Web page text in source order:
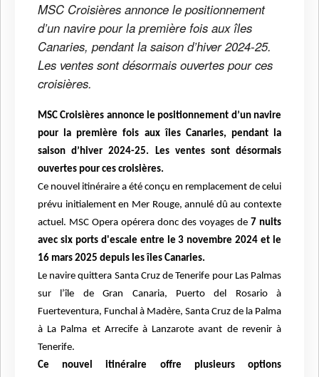
MSC Croisières annonce le positionnement
d’un navire pour la première fois aux îles
Canaries, pendant la saison d’hiver 2024-25.
Les ventes sont désormais ouvertes pour ces
croisières.
MSC Croisières annonce le positionnement d’un navire
pour la première fois aux îles Canaries, pendant la
saison d’hiver 2024-25. Les ventes sont désormais
ouvertes pour ces croisières.
Ce nouvel itinéraire a été conçu en remplacement de celui
prévu initialement en Mer Rouge, annulé dû au contexte
actuel. MSC Opera opérera donc des voyages de 7 nuits
avec six ports d'escale entre le 3 novembre 2024 et le
16 mars 2025 depuis les îles Canaries.
Le navire quittera Santa Cruz de Tenerife pour Las Palmas
sur l’île de Gran Canaria, Puerto del Rosario à
Fuerteventura, Funchal à Madère, Santa Cruz de la Palma
à La Palma et Arrecife à Lanzarote avant de revenir à
Tenerife.
Ce nouvel itinéraire offre plusieurs options